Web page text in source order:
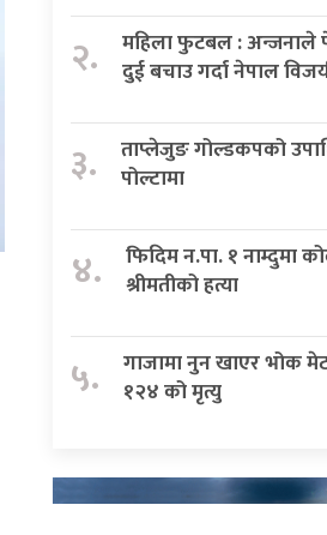
२.
महिला फुटबल : अन्जनाले
दुई बचाउ गर्दा नेपाल
३.
ताप्लेजुङ गोल्डकपको
पोल्टामा
४.
फिदिम न.पा. १ नाम्दुमा
श्रीमतीको हत्या
५.
गाजामा नुन खाएर भोक
१२४ को मृत्यु